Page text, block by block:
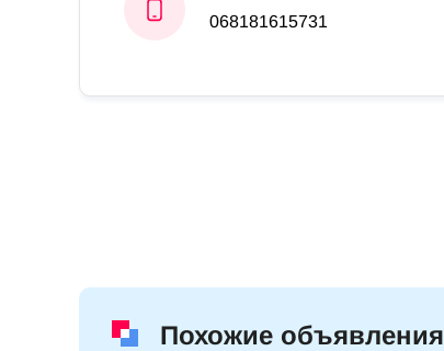
068181615731
Похожие объявления